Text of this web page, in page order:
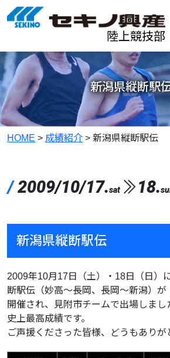
メインコンテンツへスキップ
陸上競技部
新潟県縦断駅
HOME > 成績紹介 > 新潟県縦断駅伝
/2009/10/17.sat 18.
新潟県縦断駅伝
2009年10月17日（土）・18日（日）
断駅伝（妙高〜長岡、長岡〜新潟）が
開催され、見附市チームで出場しま
史上最高成績です。
ご声援くださった皆様、どうもありが